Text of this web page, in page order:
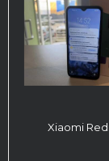
Xiaomi